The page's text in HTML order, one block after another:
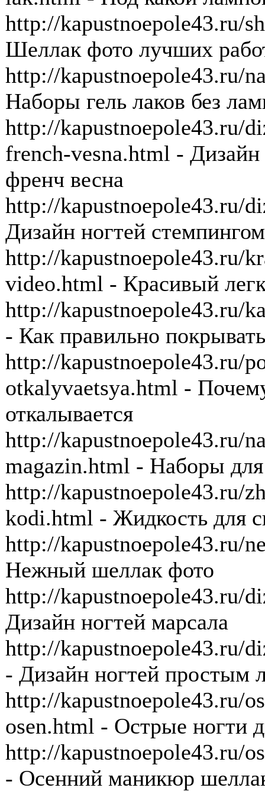
http://kapustnoepole43.ru/
Шеллак фото лучших
http://kapustnoepole43.ru/
Наборы гель лаков без
http://kapustnoepole43.ru/
french-vesna.html -
френч весна
http://kapustnoepole43.ru/
Дизайн ногтей стемпингом
http://kapustnoepole43.ru/
video.html - Красивый
http://kapustnoepole43.ru/
- Как правильно
http://kapustnoepole43.ru/
otkalyvaetsya.html -
откалывается
http://kapustnoepole43.ru/
magazin.html - Наборы
http://kapustnoepole43.ru/
kodi.html - Жидкость для
http://kapustnoepole43.ru/
Нежный шеллак фото
http://kapustnoepole43.ru/
Дизайн ногтей марсала
http://kapustnoepole43.ru/
- Дизайн ногтей простым
http://kapustnoepole43.ru/
osen.html - Острые ногти
http://kapustnoepole43.ru/
- Осенний маникюр